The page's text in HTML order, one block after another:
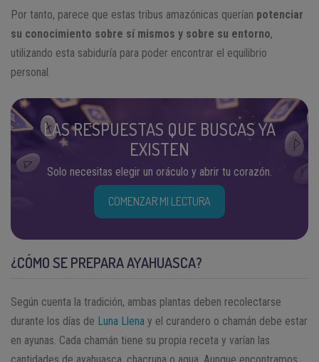
Por tanto, parece que estas tribus amazónicas querían potenciar
su conocimiento sobre sí mismos y sobre su entorno,
utilizando esta sabiduría para poder encontrar el equilibrio
personal.
LAS RESPUESTAS QUE BUSCAS YA
EXISTEN
Solo necesitas elegir un oráculo y abrir tu corazón.
COMENZAR MI LECTURA
¿CÓMO SE PREPARA AYAHUASCA?
Según cuenta la tradición, ambas plantas deben recolectarse
durante los días de Luna Llena y el curandero o chamán debe estar
en ayunas. Cada chamán tiene su propia receta y varían las
cantidades de ayahuasca, chacruna o agua. Aunque encontramos